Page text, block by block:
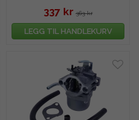
337 kr 363 kr
LEGG TIL HANDLEKURV